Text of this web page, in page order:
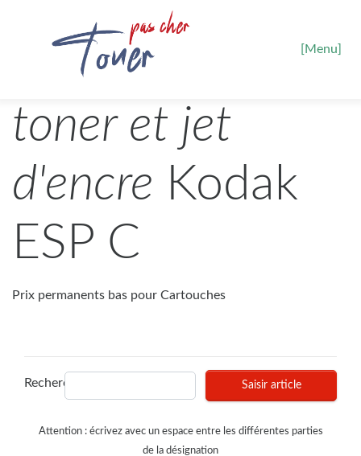
[Menu]
toner et jet
d'encre Kodak
ESP C
Prix permanents bas pour Cartouches
Recherches Saisir article
Attention : écrivez avec un espace entre les différentes parties
de la désignation